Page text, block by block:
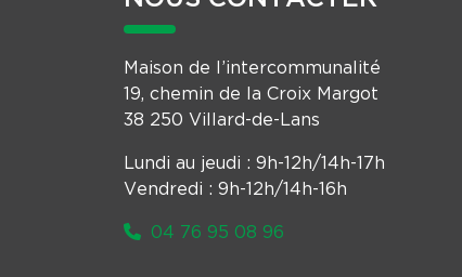
Maison de l’intercommunalité
19, chemin de la Croix Margot
38 250 Villard-de-Lans
Lundi au jeudi : 9h-12h/14h-17h
Vendredi : 9h-12h/14h-16h
04 76 95 08 96